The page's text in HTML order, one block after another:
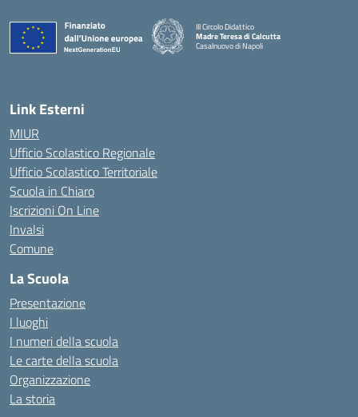
III Circolo Didattico
Madre Teresa di Calcutta
Casalnuovo di Napoli
— Visita la pagina iniziale della scuola
Link Esterni
MIUR
Ufficio Scolastico Regionale
Ufficio Scolastico Territoriale
Scuola in Chiaro
Iscrizioni On Line
Invalsi
Comune
La Scuola
Presentazione
I luoghi
I numeri della scuola
Le carte della scuola
Organizzazione
La storia